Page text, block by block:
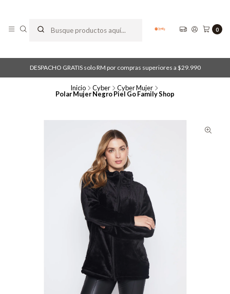
0
DESPACHO GRATIS solo RM por compras superiores a $29.990
Inicio Cyber Cyber Mujer
Polar Mujer Negro Piel Go Family Shop